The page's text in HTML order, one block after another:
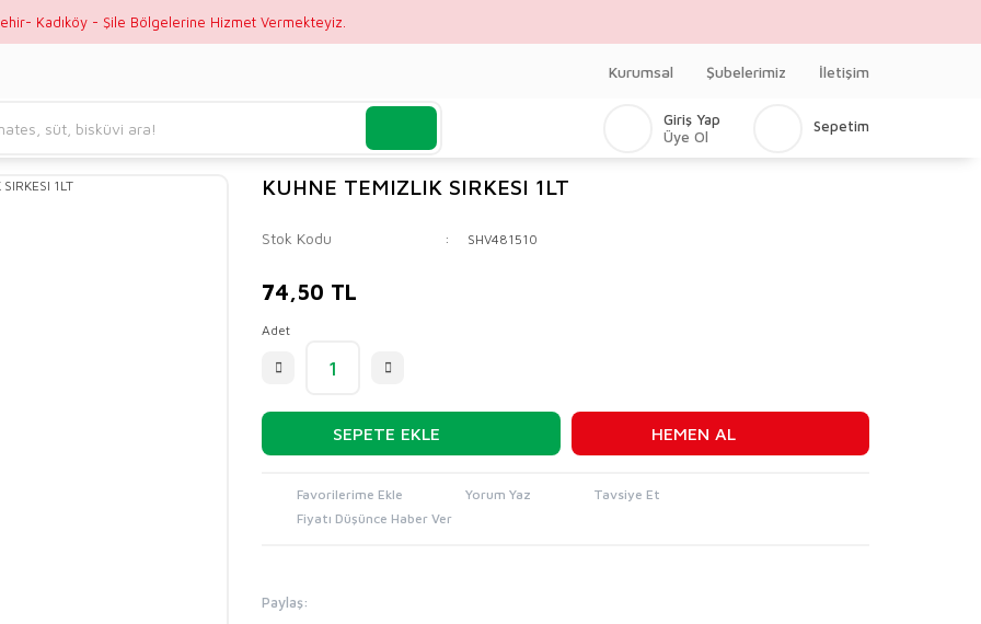
Kadıköy - Şile Bölgelerine Hizmet Vermekteyiz.
Kurumsal Şubelerimiz İletişim
Giriş Yap
Üye Ol
Sepetim
KUHNE TEMIZLIK SIRKESI 1LT
Stok Kodu SHV481510
74,50 TL
Adet
SEPETE EKLE HEMEN AL
Yorum Yaz
Tavsiye Et
Fiyatı Düşünce Haber Ver
Paylaş: